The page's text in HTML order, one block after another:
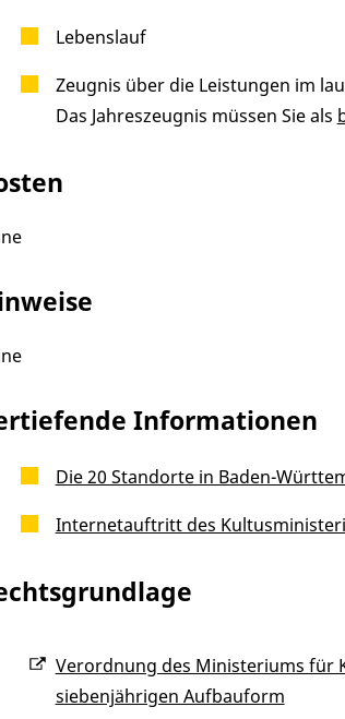
Lebenslauf
Zeugnis über die Leistungen im
Das Jahreszeugnis müssen Sie als
Informationen
Die 20 Standorte in Baden-
Internetauftritt des
Verordnung des Ministeriums für
siebenjährigen Aufbauform